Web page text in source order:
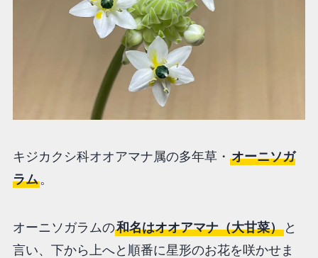
キジカクシ科オオアマナ属の多年草・ オーニソガ
ラム。
オーニソガラムの和名はオオアマナ（大甘菜）と
言い、下から上へと順番に星形のお花を咲かせま